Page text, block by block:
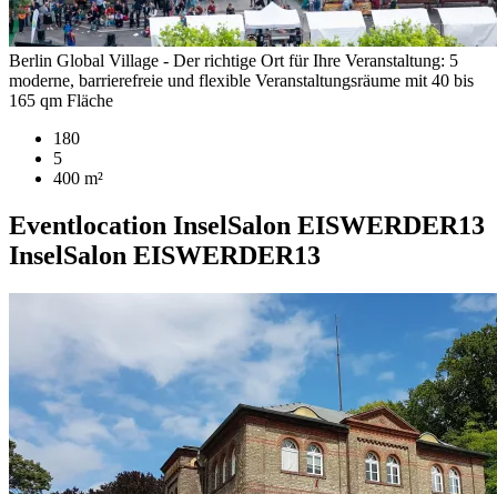
Berlin Global Village - Der richtige Ort für Ihre Veranstaltung: 5
moderne, barrierefreie und flexible Veranstaltungsräume mit 40 bis
165 qm Fläche
180
5
400 m²
Eventlocation InselSalon EISWERDER13
InselSalon EISWERDER13